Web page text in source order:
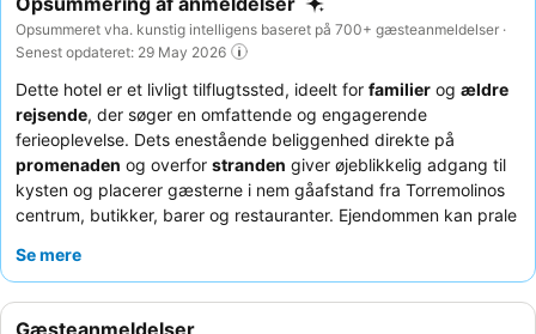
Opsummeret vha. kunstig intelligens baseret på 700+ gæsteanmeldelser ·
Senest opdateret: 29 May 2026
Dette hotel er et livligt tilflugtssted, ideelt for familier og ældre
rejsende, der søger en omfattende og engagerende
ferieoplevelse. Dets enestående beliggenhed direkte på
promenaden og overfor stranden giver øjeblikkelig adgang til
kysten og placerer gæsterne i nem gåafstand fra Torremolinos
centrum, butikker, barer og restauranter. Ejendommen kan prale
tre områder og en meget rost
Se mere